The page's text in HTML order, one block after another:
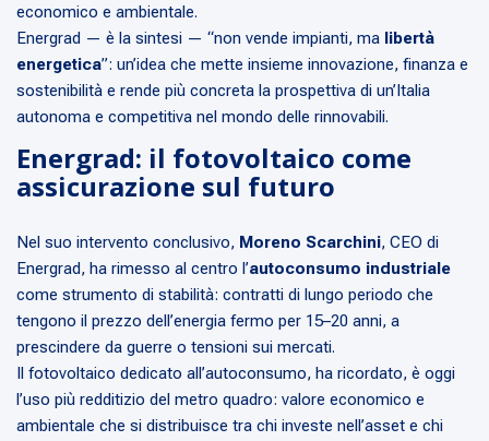
economico e ambientale.
Energrad — è la sintesi — “non vende impianti, ma libertà
energetica”: un’idea che mette insieme innovazione, finanza e
sostenibilità e rende più concreta la prospettiva di un’Italia
autonoma e competitiva nel mondo delle rinnovabili.
Energrad: il fotovoltaico come
assicurazione sul futuro
Nel suo intervento conclusivo, Moreno Scarchini, CEO di
Energrad, ha rimesso al centro l’autoconsumo industriale
come strumento di stabilità: contratti di lungo periodo che
tengono il prezzo dell’energia fermo per 15–20 anni, a
prescindere da guerre o tensioni sui mercati.
Il fotovoltaico dedicato all’autoconsumo, ha ricordato, è oggi
l’uso più redditizio del metro quadro: valore economico e
ambientale che si distribuisce tra chi investe nell’asset e chi